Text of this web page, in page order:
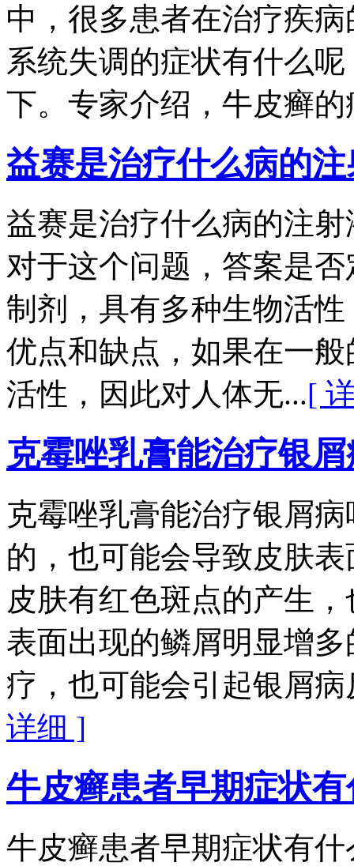
中，很多患者在治疗疾
系统失调的症状有什么
下。专家介绍，牛皮癣
益赛是治疗什么病的
益赛是治疗什么病的注
对于这个问题，答案是
制剂，具有多种生物活
优点和缺点，如果在一
活性，因此对人体无...[
克霉唑乳膏能治疗银
克霉唑乳膏能治疗银屑
的，也可能会导致皮肤
皮肤有红色斑点的产生
表面出现的鳞屑明显增
疗，也可能会引起银屑
详细 ]
牛皮癣患者早期症状
牛皮癣患者早期症状有